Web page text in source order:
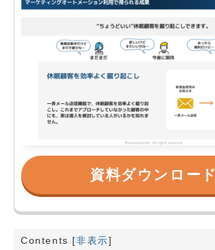
資料ダウンロード
Contents [非表示]